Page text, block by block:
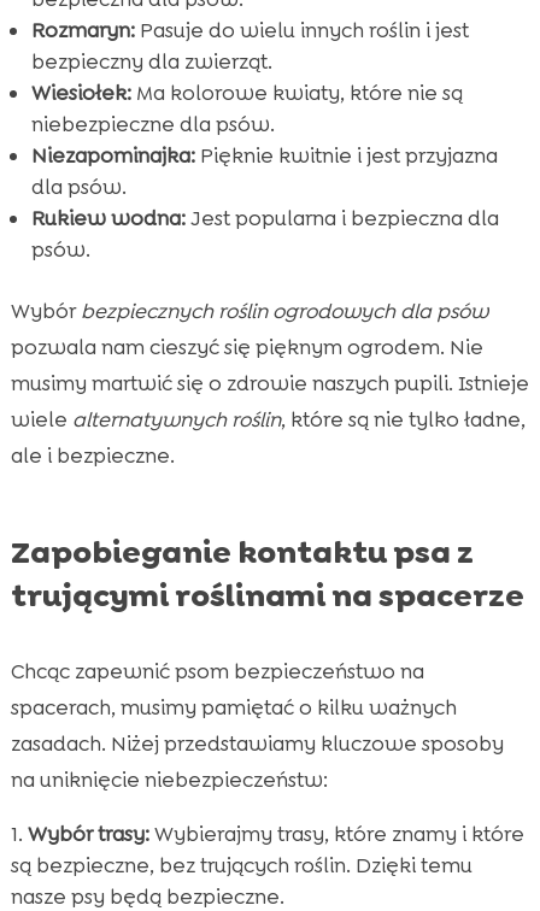
Rozmaryn:Pasuje do wielu innych roślin i jest
bezpieczny dla zwierząt.
Wiesiołek:Ma kolorowe kwiaty, które nie są
niebezpieczne dla psów.
Niezapominajka:Pięknie kwitnie i jest przyjazna
dla psów.
Rukiew wodna:Jest popularna i bezpieczna dla
psów.
Wybórbezpiecznych roślin ogrodowych dla psów
pozwala nam cieszyć się pięknym ogrodem. Nie
musimy martwić się o zdrowie naszych pupili. Istnieje
wiele alternatywnych roślin, które są nie tylko ładne,
ale i bezpieczne.
Zapobieganie kontaktu psa z
trującymi roślinami na spacerze
Chcąc zapewnić psom bezpieczeństwo na
spacerach, musimy pamiętać o kilku ważnych
zasadach. Niżej przedstawiamy kluczowe sposoby
na uniknięcie niebezpieczeństw:
Wybór trasy:Wybierajmy trasy, które znamy i które
są bezpieczne, bez trujących roślin. Dzięki temu
nasze psy będą bezpieczne.